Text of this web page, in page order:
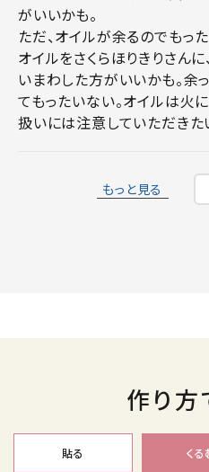
がいいかも。
ただ、オイルが余るのでもっ
オイルをさくらほりきりさん
いまわした方がいいかも。
てもったいない。オイルは火
扱いには注意していただきた
もっと見る
作り方
貼る くる